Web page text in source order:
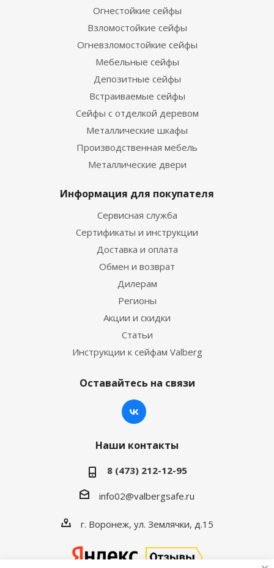
Огнестойкие сейфы
Взломостойкие сейфы
Огневзломостойкие сейфы
Мебельные сейфы
Депозитные сейфы
Встраиваемые сейфы
Сейфы с отделкой деревом
Металлические шкафы
Производственная мебель
Металлические двери
Информация для покупателя
Сервисная служба
Сертификаты и инструкции
Доставка и оплата
Обмен и возврат
Дилерам
Регионы
Акции и скидки
Статьи
Инструкции к сейфам Valberg
Оставайтесь на связи
Наши контакты
8 (473) 212-12-95
info02@valbergsafe.ru
г. Воронеж, ул. Землячки, д.15